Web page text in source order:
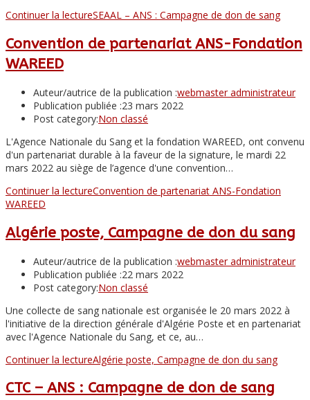
Continuer la lectureSEAAL – ANS : Campagne de don de sang
Convention de partenariat ANS-Fondation
WAREED
Auteur/autrice de la publication :webmaster administrateur
Publication publiée :23 mars 2022
Post category:Non classé
L'Agence Nationale du Sang et la fondation WAREED, ont convenu
d'un partenariat durable à la faveur de la signature, le mardi 22
mars 2022 au siège de l’agence d'une convention…
Continuer la lectureConvention de partenariat ANS-Fondation
WAREED
Algérie poste, Campagne de don du sang
Auteur/autrice de la publication :webmaster administrateur
Publication publiée :22 mars 2022
Post category:Non classé
Une collecte de sang nationale est organisée le 20 mars 2022 à
l'initiative de la direction générale d'Algérie Poste et en partenariat
avec l'Agence Nationale du Sang, et ce, au…
Continuer la lectureAlgérie poste, Campagne de don du sang
CTC – ANS : Campagne de don de sang